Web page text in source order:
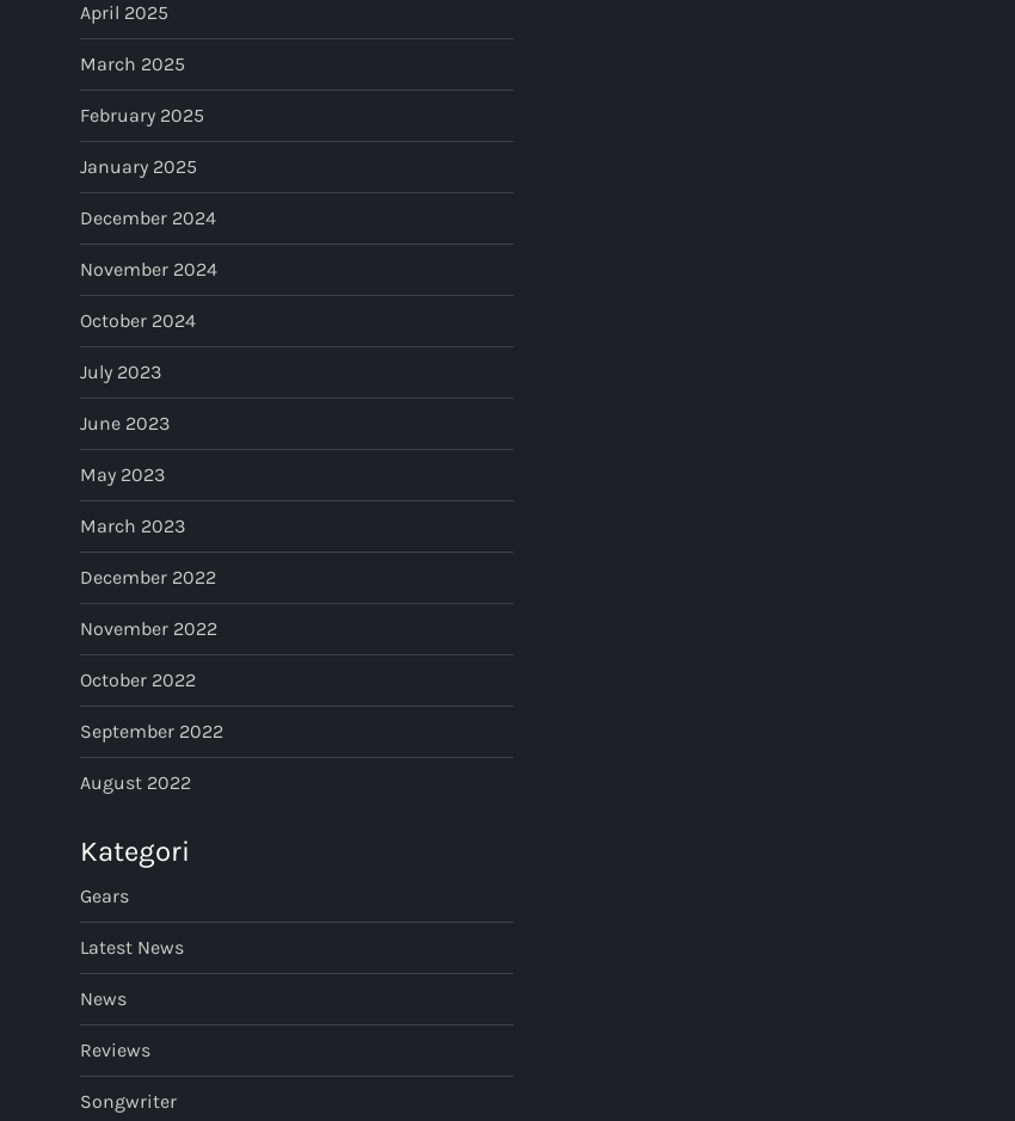
April 2025
March 2025
February 2025
January 2025
December 2024
November 2024
October 2024
July 2023
June 2023
May 2023
March 2023
December 2022
November 2022
October 2022
September 2022
August 2022
Kategori
Gears
Latest News
News
Reviews
Songwriter